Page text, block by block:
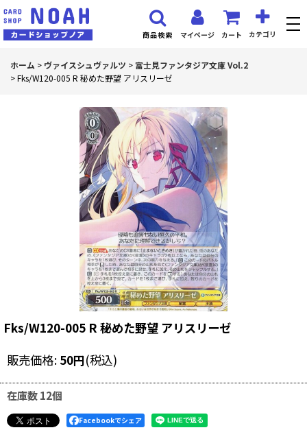
マイページ カート カテゴリ
商品検索
ホーム > ヴァイスシュヴァルツ >富士見ファンタジア文庫 Vol.2
>Fks/W120-005 R 秘めた野望 アリスリーゼ
Fks/W120-005 R 秘めた野望 アリスリーゼ
販売価格: 50円(税込)
在庫数 12個
Facebookでシェア